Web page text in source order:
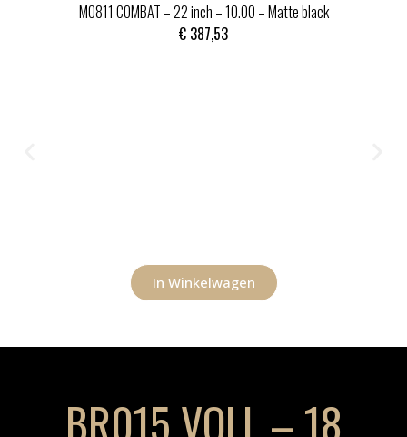
MO811 COMBAT – 22 inch – 10.00 – Matte black
€ 387,53
In Winkelwagen
BR015 VOLL – 18